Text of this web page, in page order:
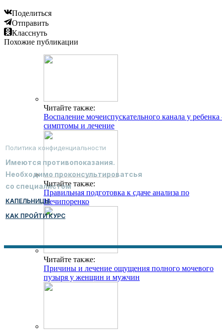
Поделиться
Отправить
Класснуть
Похожие публикации
Читайте также:
Воспаление мочеиспускательного канала у ребенка
симптомы и лечение
Читайте также:
Правильная подготовка к сдаче анализа по
Нечипоренко
Читайте также:
Причины и лечение ощущения полного мочевого
пузыря у женщин и мужчин
Политика конфиденциальности
Имеются противопоказания.
Необходимо проконсультироватсья
со специалистом
КАПЕЛЬНИЦЫ
КАК ПРОЙТИ КУРС